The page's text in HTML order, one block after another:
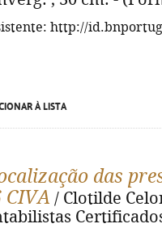
http://
À LISTA
das
CIVA / Clotilde